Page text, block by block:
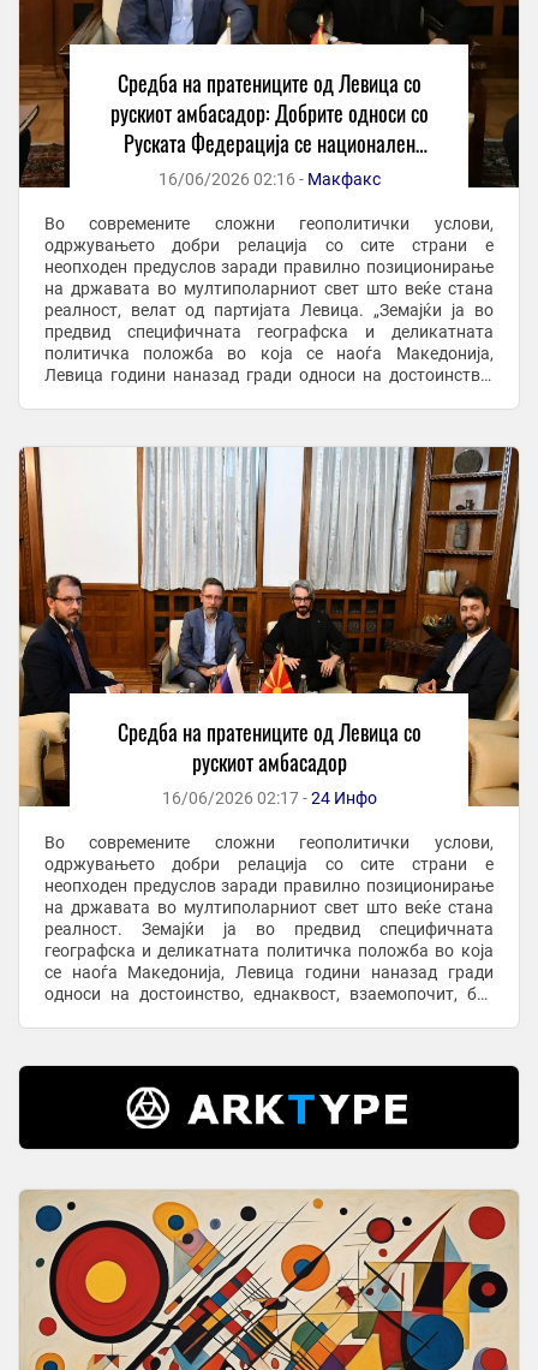
Средба на пратениците од Левица со
рускиот амбасадор: Добрите односи со
Руската Федерација се национален
интерес
16/06/2026 02:16 - Макфакс
Во современите сложни геополитички услови,
одржувањето добри релација со сите страни е
неопходен предуслов заради правилно позиционирање
на државата во мултиполарниот свет што веќе стана
реалност, велат од партијата Левица. „Земајќи ја во
предвид специфичната географска и деликатната
политичка положба во која се наоѓа Македонија,
Левица години наназад гради односи на достоинство,
Средба на пратениците од Левица со
рускиот амбасадор
16/06/2026 02:17 -24 Инфо
Во современите сложни геополитички услови,
одржувањето добри релација со сите страни е
неопходен предуслов заради правилно позиционирање
на државата во мултиполарниот свет што веќе стана
реалност. Земајќи ја во предвид специфичната
географска и деликатната политичка положба во која
се наоѓа Македонија, Левица години наназад гради
односи на достоинство, еднаквост, взаемопочит, без